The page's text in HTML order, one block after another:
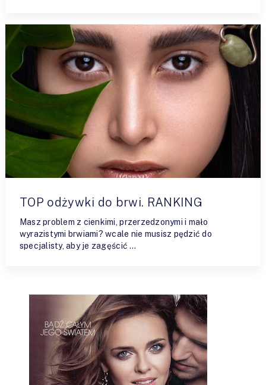
TOP odżywki do brwi. RANKING
Masz problem z cienkimi, przerzedzonymi i mało
wyrazistymi brwiami? wcale nie musisz pędzić do
specjalisty, aby je zagęścić …